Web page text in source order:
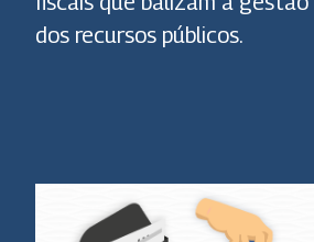
dos recursos públicos.